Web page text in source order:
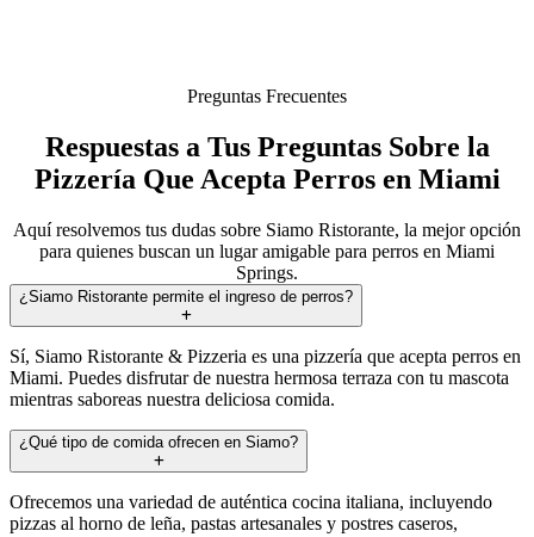
Preguntas Frecuentes
Respuestas a Tus Preguntas Sobre la
Pizzería Que Acepta Perros en Miami
Aquí resolvemos tus dudas sobre Siamo Ristorante, la mejor opción
para quienes buscan un lugar amigable para perros en Miami
Springs.
¿Siamo Ristorante permite el ingreso de perros?
Sí, Siamo Ristorante & Pizzeria es una pizzería que acepta perros en
Miami. Puedes disfrutar de nuestra hermosa terraza con tu mascota
mientras saboreas nuestra deliciosa comida.
¿Qué tipo de comida ofrecen en Siamo?
Ofrecemos una variedad de auténtica cocina italiana, incluyendo
pizzas al horno de leña, pastas artesanales y postres caseros,